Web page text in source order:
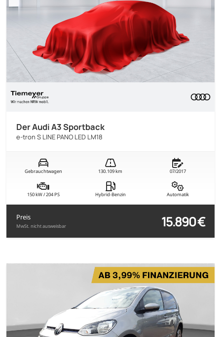
Der Audi A3 Sportback
e-tron S LINE PANO LED LM18
Gebrauchtwagen 130.109 km 07/2017
150 kW / 204 PS Hybrid-Benzin Automatik
Preis
MwSt. nicht ausweisbar 15.890 €